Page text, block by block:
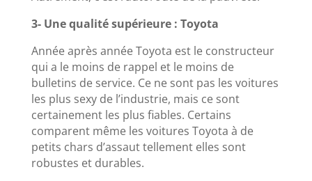
3- Une qualité supérieure : Toyota
Année après année Toyota est le constructeur
qui a le moins de rappel et le moins de
bulletins de service. Ce ne sont pas les voitures
les plus sexy de l’industrie, mais ce sont
certainement les plus fiables. Certains
comparent même les voitures Toyota à de
petits chars d’assaut tellement elles sont
robustes et durables.